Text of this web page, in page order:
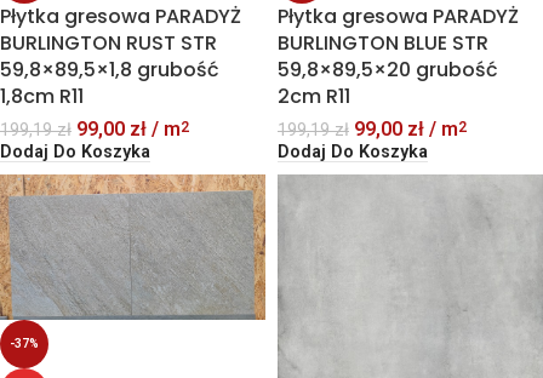
Płytka gresowa PARADYŻ
BURLINGTON RUST STR
59,8×89,5×1,8 grubość
1,8cm R11
199,19zł 99,00 zł / m2
Dodaj Do Koszyka
Płytka gresowa PARADYŻ
BURLINGTON BLUE STR
59,8×89,5×20 grubość
2cm R11
199,19zł 99,00 zł / m2
Dodaj Do Koszyka
-37%